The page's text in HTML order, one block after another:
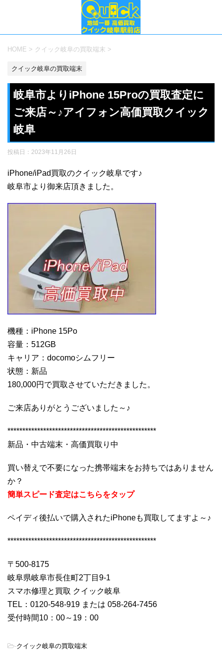
HOME > クイック岐阜の買取端末 >
クイック岐阜の買取端末
岐阜市よりiPhone 15Proの買取査定に
ご来店～♪アイフォン高価買取クイック
岐阜
投稿日： 2023年11月26日
iPhone/iPad買取のクイック岐阜です♪
岐阜市より御来店頂きました。
機種：iPhone 15Po
容量：512GB
キャリア：docomoシムフリー
状態：新品
180,000円で買取させていただきました。
ご来店ありがとうございました～♪
**************************************************
新品・中古端末・高価買取り中
買い替えで不要になった携帯端末をお持ちではありません
か？
簡単スピード査定はこちらをタップ
ペイディ後払いで購入されたiPhoneも買取してますよ～♪
**************************************************
〒500-8175
岐阜県岐阜市長住町2丁目9-1
スマホ修理と買取 クイック岐阜
TEL：0120-548-919 または 058-264-7456
受付時間10：00～19：00
-クイック岐阜の買取端末